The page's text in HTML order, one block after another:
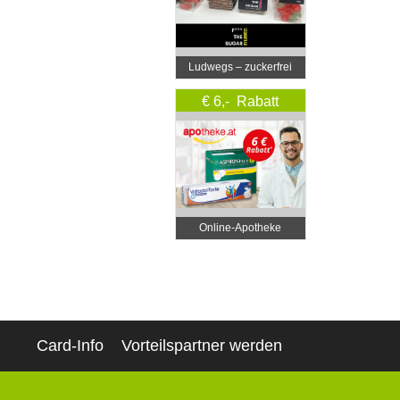
Ludwegs – zuckerfrei
leben
€ 6,- Rabatt
Online‑Apotheke
Card-Info Vorteilspartner werden